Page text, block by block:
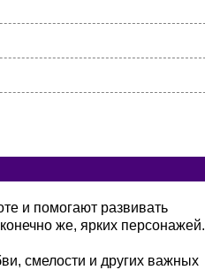
и помогают развивать
же, ярких персонажей.
смелости и других важных